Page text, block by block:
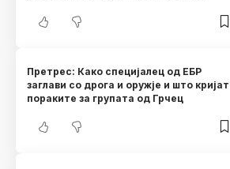
Претрес: Како специјалец од ЕБР
заглави сo дрога и оружје и што кријат
пораките за групата од Грчец